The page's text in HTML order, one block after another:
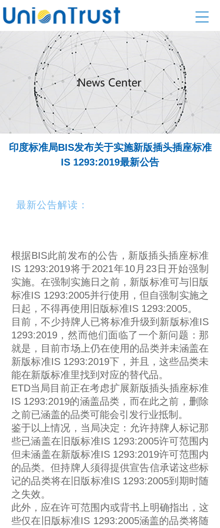
印度标准局BIS发布关于实施新版插头插座标准
IS 1293:2019最新公告
最新公告解读：
根据BIS此前发布的公告，新版插头插座标准
IS 1293:2019将于2021年10月23日开始强制
实施。在强制实施日之前，新版标准可与旧版
标准IS 1293:2005并行使用，但自强制实施之
日起，不得再使用旧版标准IS 1293:2005。
目前，不少持牌人已将标准升级到新版标准IS
1293:2019，然而他们面临了一个新问题：那
就是，目前市场上仍在使用的品类并未涵盖在
新版标准IS 1293:2019下，并且，这些品类未
能在新版标准里找到对应的替代品。
ETD当局目前正在考虑扩展新版插头插座标准
IS 1293:2019的涵盖品类，而在此之前，删除
之前已涵盖的品类可能会引发行业抵制。
鉴于以上情况，当局决定：允许持牌人标记那
些已涵盖在旧版标准IS 1293:2005许可范围内
但未涵盖在新版标准IS 1293:2019许可范围内
的品类。但持牌人须得提供宣告信承诺这些标
记的品类将在旧版标准IS 1293:2005到期时随
之失效。
此外，应在许可范围内或背书上明确指出，这
些仅在旧版标准IS 1293:2005涵盖的品类将随